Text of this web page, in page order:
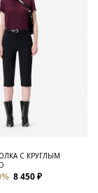
С КРУГЛЫМ
8 450 ₽